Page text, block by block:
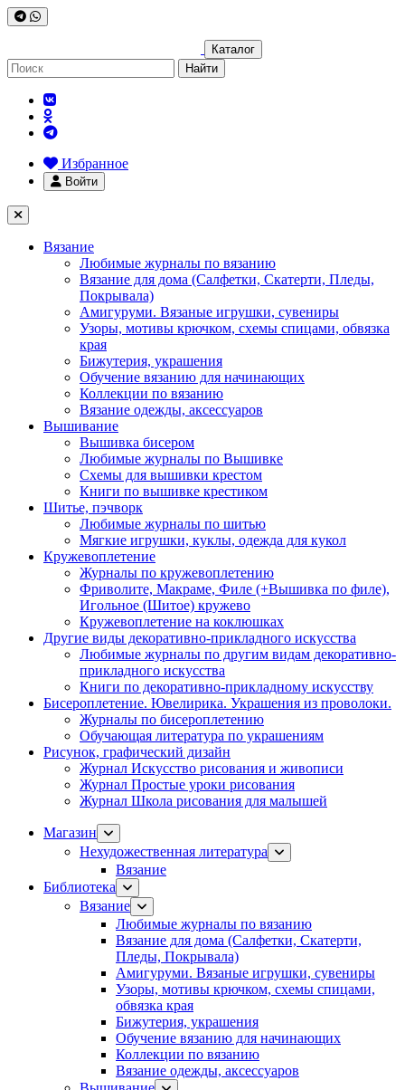
Каталог
Найти
Избранное
Войти
Вязание
Любимые журналы по вязанию
Вязание для дома (Салфетки, Скатерти, Пледы,
Покрывала)
Амигуруми. Вязаные игрушки, сувениры
Узоры, мотивы крючком, схемы спицами, обвязка
края
Бижутерия, украшения
Обучение вязанию для начинающих
Коллекции по вязанию
Вязание одежды, аксессуаров
Вышивание
Вышивка бисером
Любимые журналы по Вышивке
Схемы для вышивки крестом
Книги по вышивке крестиком
Шитье, пэчворк
Любимые журналы по шитью
Мягкие игрушки, куклы, одежда для кукол
Кружевоплетение
Журналы по кружевоплетению
Фриволите, Макраме, Филе (+Вышивка по филе),
Игольное (Шитое) кружево
Кружевоплетение на коклюшках
Другие виды декоративно-прикладного искусства
Любимые журналы по другим видам декоративно-
прикладного искусства
Книги по декоративно-прикладному искусству
Бисероплетение. Ювелирика. Украшения из проволоки.
Журналы по бисероплетению
Обучающая литература по украшениям
Рисунок, графический дизайн
Журнал Искусство рисования и живописи
Журнал Простые уроки рисования
Журнал Школа рисования для малышей
Магазин
Нехудожественная литература
Вязание
Библиотека
Вязание
Любимые журналы по вязанию
Вязание для дома (Салфетки, Скатерти,
Пледы, Покрывала)
Амигуруми. Вязаные игрушки, сувениры
Узоры, мотивы крючком, схемы спицами,
обвязка края
Бижутерия, украшения
Обучение вязанию для начинающих
Коллекции по вязанию
Вязание одежды, аксессуаров